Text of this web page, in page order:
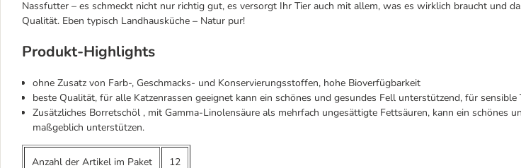
Nassfutter – es schmeckt nicht nur richtig gut, es versorgt Ihr Tier auch mit allem, was es wirklich braucht und
Qualität. Eben typisch Landhausküche – Natur pur!
Produkt-Highlights
ohne Zusatz von Farb-, Geschmacks- und Konservierungsstoffen, hohe Bioverfügbarkeit
beste Qualität, für alle Katzenrassen geeignet kann ein schönes und gesundes Fell unterstützend, für sensible
Zusätzliches Borretschöl , mit Gamma-Linolensäure als mehrfach ungesättigte Fettsäuren, kann ein schönes
maßgeblich unterstützen.
Anzahl der Artikel im Paket 12